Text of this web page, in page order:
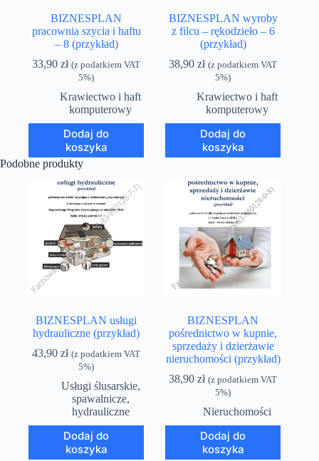
BIZNESPLAN
pracownia szycia i haftu
– 8 (przykład)
33,90zł (z podatkiem VAT
5%)
Krawiectwo i haft
komputerowy
Dodaj do
koszyka
BIZNESPLAN wyroby
z filcu – rękodzieło – 6
(przykład)
38,90zł (z podatkiem VAT
5%)
Krawiectwo i haft
komputerowy
Dodaj do
koszyka
Podobne produkty
BIZNESPLAN usługi
hydrauliczne (przykład)
43,90zł (z podatkiem VAT
5%)
Usługi ślusarskie,
spawalnicze,
hydrauliczne
Dodaj do
koszyka
BIZNESPLAN
pośrednictwo w kupnie,
sprzedaży i dzierżawie
nieruchomości (przykład)
38,90zł (z podatkiem VAT
5%)
Nieruchomości
Dodaj do
koszyka